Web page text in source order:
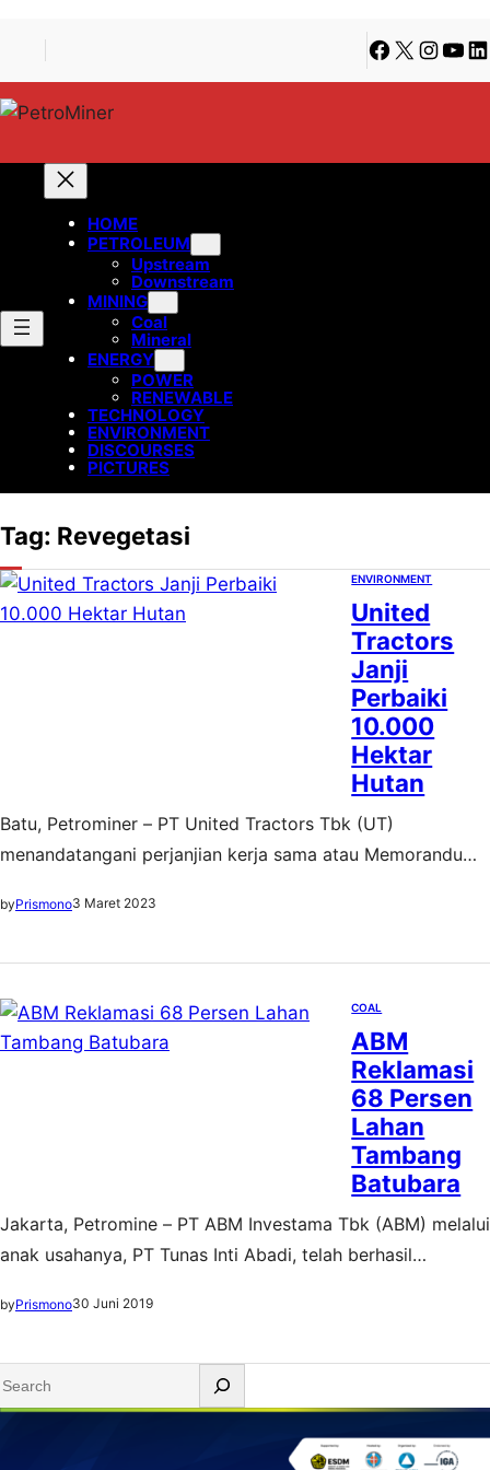
Facebook
X
HOME
PETROLEUM
Upstream
Downstream
MINING
Coal
Mineral
ENERGY
POWER
RENEWABLE
TECHNOLOGY
ENVIRONMENT
DISCOURSES
PICTURES
Tag: Revegetasi
ENVIRONMENT
United
Tractors
Janji
Perbaiki
10.000
Hektar
Hutan
Batu, Petrominer – PT United Tractors Tbk (UT)
menandatangani perjanjian kerja sama atau Memorandum
Kolaborasi baru ini untuk melanjutkan komitmen UT dalam
lereng Gunung Arjuno, Jawa Timur. “MoU ini nantinya akan
mengatur perluasan kerjasama…
byPrismono3 Maret 2023
COAL
ABM
Reklamasi
68 Persen
Lahan
Tambang
Batubara
Jakarta, Petromine – PT ABM Investama Tbk (ABM) melalui
anak usahanya, PT Tunas Inti Abadi, telah berhasil
lingkungan dengan melakukan reklamasi di lahan tambang
Hingga saat ini, lahan yang telah direklamasi di kawasan
tersebut seluas 704,07 hektare atau 68,4 persen dari luas
byPrismono30 Juni 2019
S
e